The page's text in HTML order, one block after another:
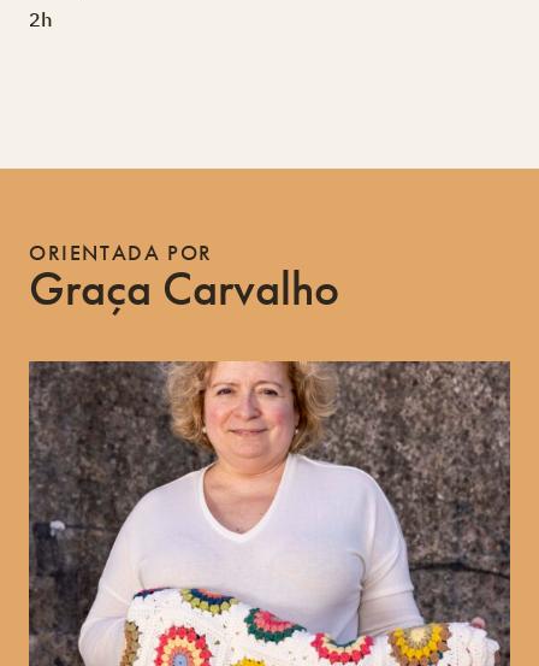
2h
ORIENTADA POR
Graça Carvalho